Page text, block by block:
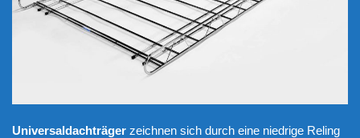
Universaldachträger zeichnen sich durch eine niedrige Reling